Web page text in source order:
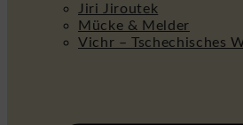
Jiri Jiroutek
Mücke & Melder
Vichr – Tschechisches